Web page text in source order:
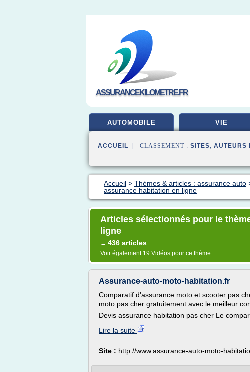
ASSURANCEKILOMETRE.FR
AUTOMOBILE VIE
ACCUEIL | CLASSEMENT : SITES, AUTEURS
Accueil > Thèmes & articles : assurance auto
assurance habitation en ligne
Articles sélectionnés pour le
ligne
→ 436 articles
Voir également 19 Vidéos pour ce thème
Assurance-auto-moto-habitation.fr
Comparatif d'assurance moto et scooter pas
moto pas cher gratuitement avec le meilleur
Devis assurance habitation pas cher Le
Lire la suite
Site : http://www.assurance-auto-moto-